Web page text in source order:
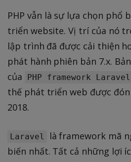
PHP vẫn là sự lựa chọn phổ
triển website. Vị trí của nó
lập trình đã được cải thiện
phát hành phiên bản 7.x.
của
PHP framework
thế phát triển web được đón
2018.
Laravel
là framework mã
biến nhất. Tất cả những lợi